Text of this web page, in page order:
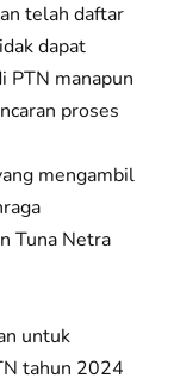
telah daftar
dapat
PTN manapun
proses
mengambil
Tuna Netra
untuk
tahun 2024